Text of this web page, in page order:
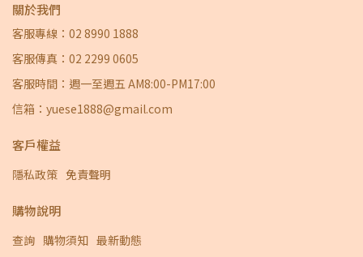
關於我們
客服專線：02 8990 1888
客服傳真：02 2299 0605
客服時間：週一至週五 AM8:00-PM17:00
信箱：yuese1888@gmail.com
客戶權益
隱私政策 免責聲明
購物說明
查詢 購物須知 最新動態